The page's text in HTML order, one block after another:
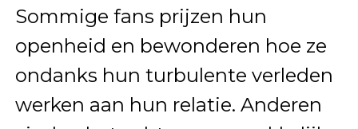
Sommige fans prijzen hun
openheid en bewonderen hoe ze
ondanks hun turbulente verleden
werken aan hun relatie. Anderen